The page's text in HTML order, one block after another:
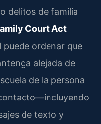
delitos de familia
Court Act
puede ordenar que
alejada del
de la persona
de texto y